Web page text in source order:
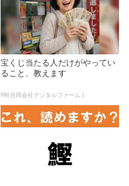
宝くじ当たる人だけがやってい
ること、教えます
PR(合同会社デジタルファーム )